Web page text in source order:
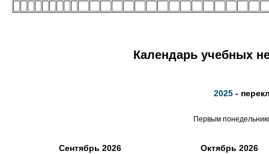
Календарь учебных
2025 -
Первым
Сентябрь 2026 Октябрь 2026